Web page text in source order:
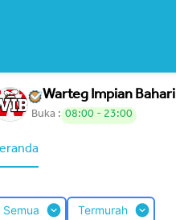
Warteg Impian Bahari
Buka : 08:00 - 23:00
Semua Termurah